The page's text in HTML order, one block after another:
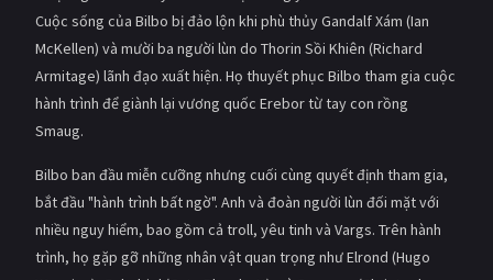
Cuộc sống của Bilbo bị đảo lộn khi phù thủy Gandalf Xám (Ian
McKellen) và mười ba người lùn do Thorin Sồi Khiên (Richard
Armitage) lãnh đạo xuất hiện. Họ thuyết phục Bilbo tham gia cuộc
hành trình để giành lại vương quốc Erebor từ tay con rồng
Smaug.
Bilbo ban đầu miễn cưỡng nhưng cuối cùng quyết định tham gia,
bắt đầu "hành trình bất ngờ". Anh và đoàn người lùn đối mặt với
nhiều nguy hiểm, bao gồm cả troll, yêu tinh và Vargs. Trên hành
trình, họ gặp gỡ những nhân vật quan trọng như Elrond (Hugo